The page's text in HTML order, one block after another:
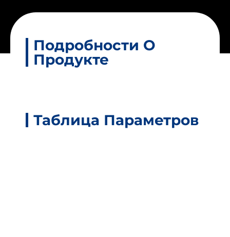
Подробности О
Продукте
Таблица Параметров